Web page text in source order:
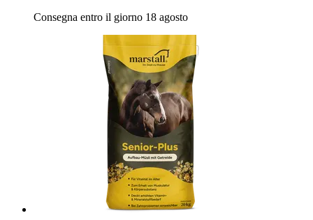
Consegna entro il giorno 18 agosto